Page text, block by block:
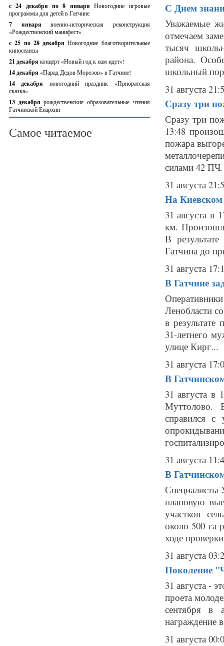
с 24 декабря по 8 январяНовогодние игровые
программы для детей в Гатчине
7 январявоенно-историческая реконструкция
«Рождественский манифест»
c 25 по 28 декабряНовогодние благотворительные
киносеансы
21 декабря концерт «Новый год к нам идет»!
14 декабря «Парад Дедов Морозов» в Гатчине!
14 декабря новогодний праздник «Приоратская
сказка»
13 декабрярождественские образовательные чтения
Гатчинской Епархии
Самое читаемое
С Днем
Уважаемые
отмечаем
тысяч
района.
школьный
31 августа
Сразу три
Сразу три
13:48
пожара
силами 42
31 августа
На Киевском
31 августа в
км.
В
Гатчина до
31 августа
В Гатчине
Ленобласти
в
31-летнего
улице Кирг...
31 августа
В
31 августа в
Муттолово.
справился
31 августа
В
Специалисты
плановую
участков
около 500 га
ходе
31 августа
Поколение
31 августа -
проета
сентября в
награждение
31 августа